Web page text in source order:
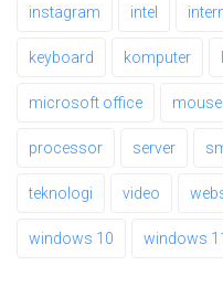
instagram intel
keyboard komputer
microsoft office mouse
processor server
teknologi video
windows 10 windows 11